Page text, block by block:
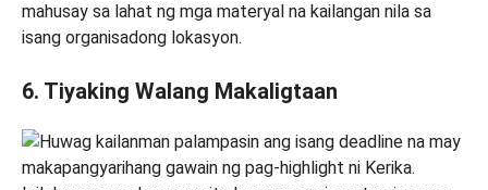
mahusay sa lahat ng mga materyal na kailangan nila sa
isang organisadong lokasyon.
6. Tiyaking Walang Makaligtaan